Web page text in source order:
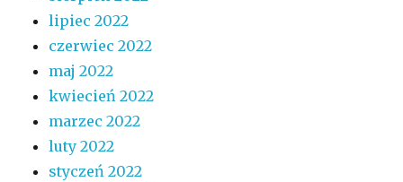
lipiec 2022
czerwiec 2022
maj 2022
kwiecień 2022
marzec 2022
luty 2022
styczeń 2022